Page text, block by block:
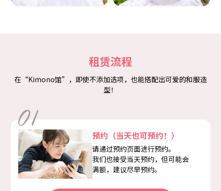
租赁流程
在“Kimono馆”，即使不添加选项，也能搭配出可爱的和服造
型！
预约（当天也可预约！）
请通过预约页面进行预约。
我们也接受当天预约，但可能会
满额，建议尽早预约。